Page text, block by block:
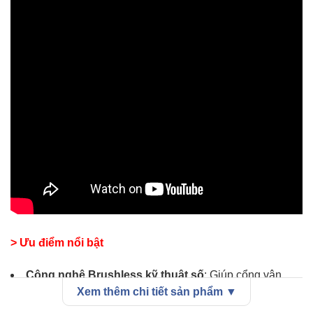
> Ưu điểm nổi bật
Công nghệ Brushless kỹ thuật số: Giúp cổng vận
hành liên tục 100% tần suất mà không bị nóng, tiết kiệm
điện năng và chạy cực kỳ êm ái.
Xem thêm chi tiết sản phẩm ▼